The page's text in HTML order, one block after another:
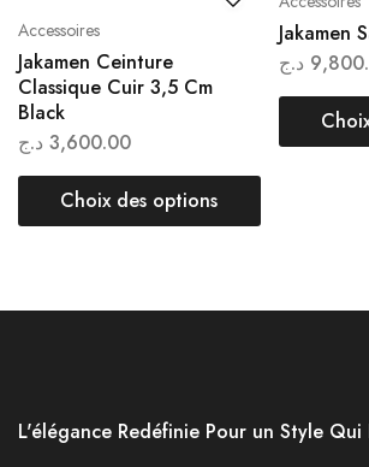
Accessoires
Jakamen Ceinture
Classique Cuir 3,5 Cm
Black
3,600.00 د.ج
Choix des options
Jakamen
د.ج
L'élégance Redéfinie Pour un Style Qui